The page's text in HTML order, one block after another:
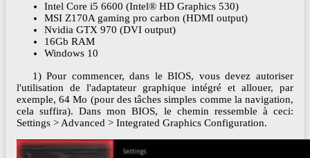
Intel Core i5 6600 (Intel® HD Graphics 530)
MSI Z170A gaming pro carbon (HDMI output)
Nvidia GTX 970 (DVI output)
16Gb RAM
Windows 10
1) Pour commencer, dans le BIOS, vous devez autoriser
l'utilisation de l'adaptateur graphique intégré et allouer, par
exemple, 64 Mo (pour des tâches simples comme la navigation,
cela suffira). Dans mon BIOS, le chemin ressemble à ceci:
Settings > Advanced > Integrated Graphics Configuration.